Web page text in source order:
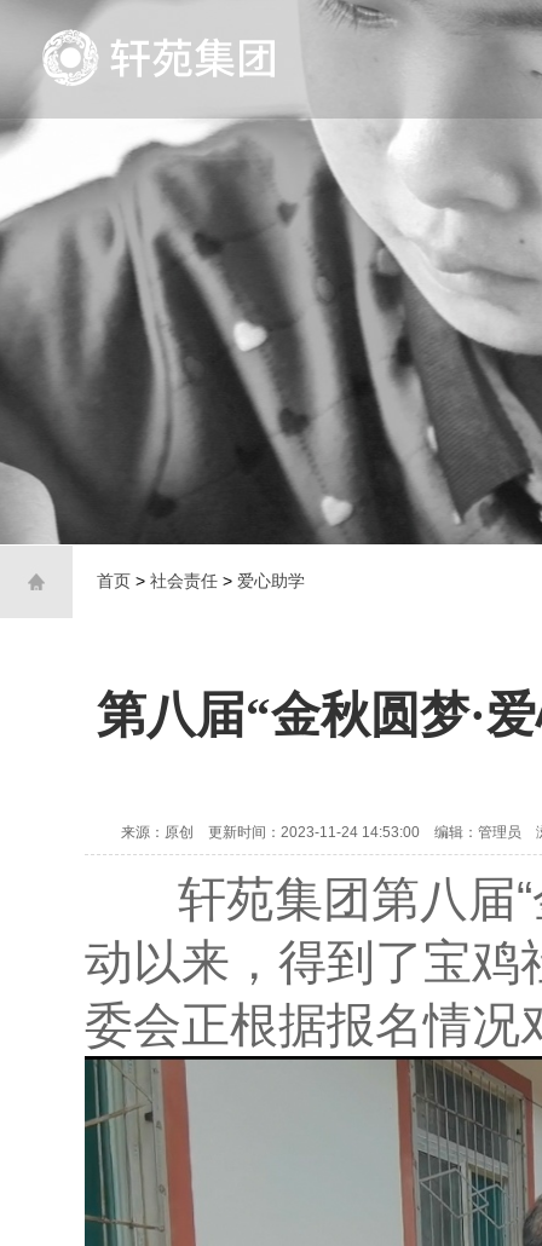
首页 > 社会责任 > 爱心助学
第八届“金秋圆梦·
来源：原创 更新时间：2023-11-24 14:53:00 编辑：管理员
轩苑集团第八届“
动以来，得到了宝鸡
委会正根据报名情况